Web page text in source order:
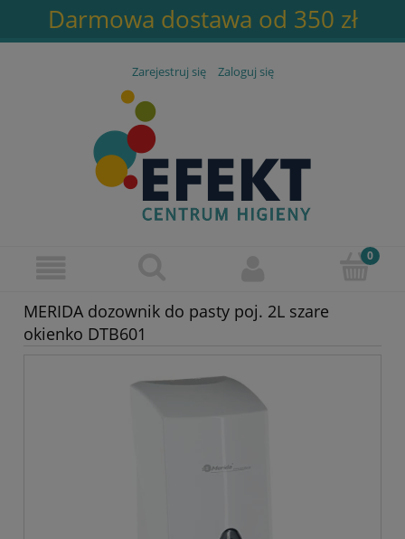
Darmowa dostawa od 350 zł
Zarejestruj się Zaloguj się
MERIDA dozownik do pasty poj. 2L szare
okienko DTB601